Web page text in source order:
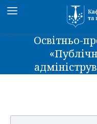
Освітньо-